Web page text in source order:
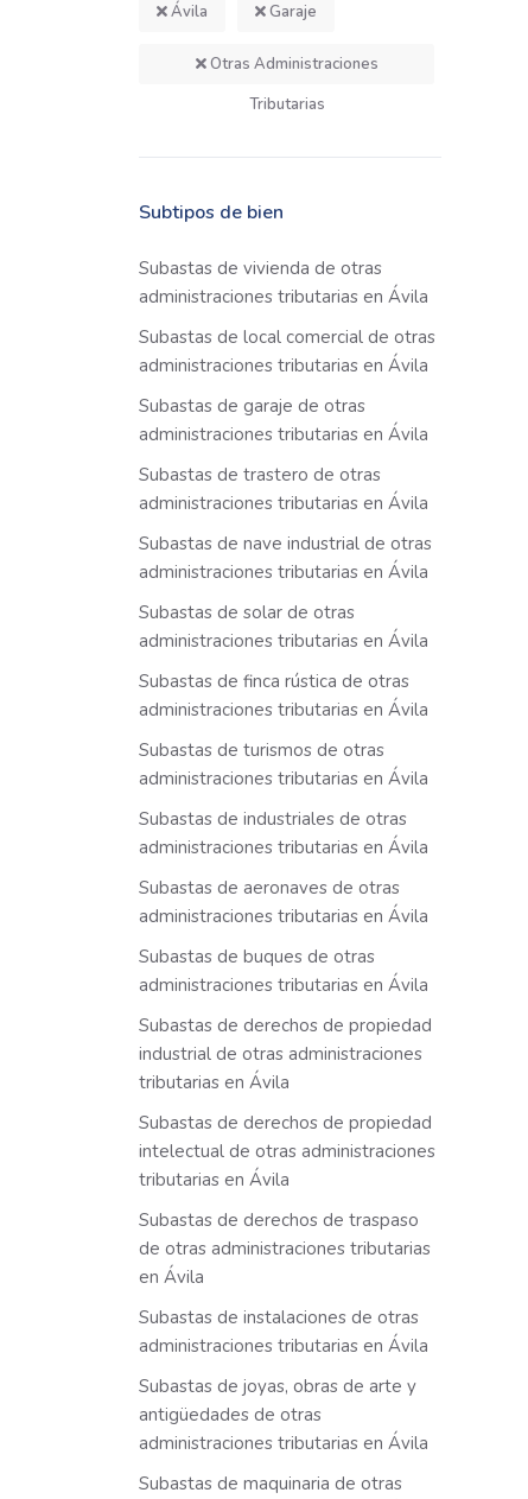
Ávila Garaje
Otras Administraciones
Tributarias
Subtipos de bien
Subastas de vivienda de otras
administraciones tributarias en Ávila
Subastas de local comercial de otras
administraciones tributarias en Ávila
Subastas de garaje de otras
administraciones tributarias en Ávila
Subastas de trastero de otras
administraciones tributarias en Ávila
Subastas de nave industrial de otras
administraciones tributarias en Ávila
Subastas de solar de otras
administraciones tributarias en Ávila
Subastas de finca rústica de otras
administraciones tributarias en Ávila
Subastas de turismos de otras
administraciones tributarias en Ávila
Subastas de industriales de otras
administraciones tributarias en Ávila
Subastas de aeronaves de otras
administraciones tributarias en Ávila
Subastas de buques de otras
administraciones tributarias en Ávila
Subastas de derechos de propiedad
industrial de otras administraciones
tributarias en Ávila
Subastas de derechos de propiedad
intelectual de otras administraciones
tributarias en Ávila
Subastas de derechos de traspaso
de otras administraciones tributarias
en Ávila
Subastas de instalaciones de otras
administraciones tributarias en Ávila
Subastas de joyas, obras de arte y
antigüedades de otras
administraciones tributarias en Ávila
Subastas de maquinaria de otras